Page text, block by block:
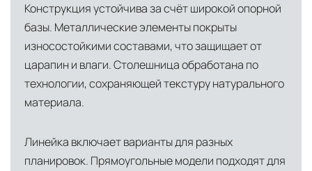
Конструкция устойчива за счёт широкой опорной
базы. Металлические элементы покрыты
износостойкими составами, что защищает от
царапин и влаги. Столешница обработана по
технологии, сохраняющей текстуру натурального
материала.
Линейка включает варианты для разных
планировок. Прямоугольные модели подходят для